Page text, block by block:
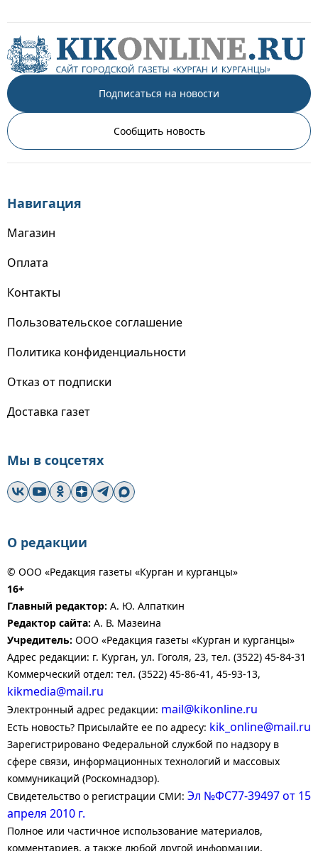
Подписаться на новости
Сообщить новость
Навигация
Магазин
Оплата
Контакты
Пользовательское соглашение
Политика конфиденциальности
Отказ от подписки
Доставка газет
Мы в соцсетях
О редакции
© ООО «Редакция газеты «Курган и курганцы»
16+
Главный редактор: А. Ю. Алпаткин
Редактор сайта: А. В. Мазеина
Учредитель: ООО «Редакция газеты «Курган и курганцы»
Адрес редакции: г. Курган, ул. Гоголя, 23, тел. (3522) 45-84-31
Коммерческий отдел: тел. (3522) 45-86-41, 45-93-13,
kikmedia@mail.ru
Электронный адрес редакции: mail@kikonline.ru
Есть новость? Присылайте ее по адресу: kik_online@mail.ru
Зарегистрировано Федеральной службой по надзору в
сфере связи, информационных технологий и массовых
коммуникаций (Роскомнадзор).
Свидетельство о регистрации СМИ: Эл №ФС77-39497 от 15
апреля 2010 г.
Полное или частичное использование материалов,
комментариев, а также любой другой информации,